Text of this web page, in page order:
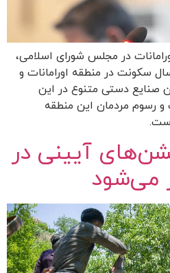
در مجلس شورای اسلامی،
پیشینه ۴۰ هزار سال سکونت در منطقه اورامانات و
صنایع دستی متنوع در این
رسوم مردمان این منطقه
آیینی در
می‌شود